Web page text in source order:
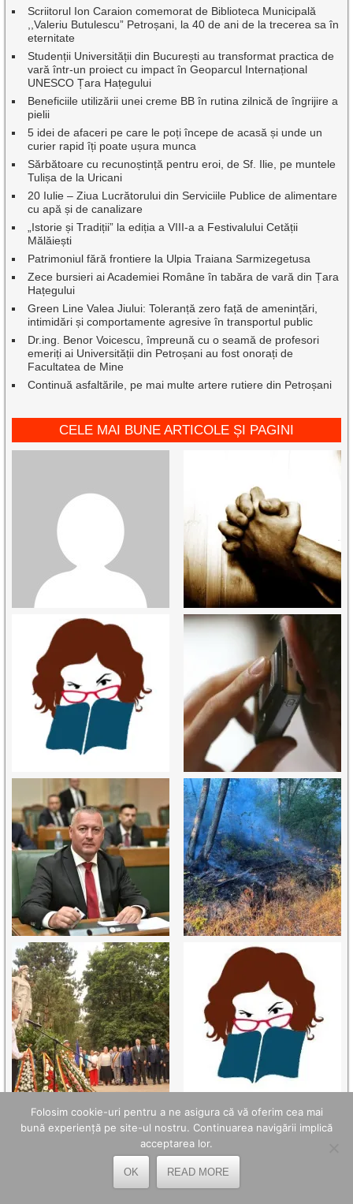
Scriitorul Ion Caraion comemorat de Biblioteca Municipală
,,Valeriu Butulescu” Petroșani, la 40 de ani de la trecerea sa în
eternitate
Studenții Universității din București au transformat practica de
vară într-un proiect cu impact în Geoparcul Internațional
UNESCO Țara Hațegului
Beneficiile utilizării unei creme BB în rutina zilnică de îngrijire a
pielii
5 idei de afaceri pe care le poți începe de acasă și unde un
curier rapid îți poate ușura munca
Sărbătoare cu recunoștință pentru eroi, de Sf. Ilie, pe muntele
Tulișa de la Uricani
20 Iulie – Ziua Lucrătorului din Serviciile Publice de alimentare
cu apă și de canalizare
„Istorie și Tradiții” la ediția a VIII-a a Festivalului Cetății
Mălăiești
Patrimoniul fără frontiere la Ulpia Traiana Sarmizegetusa
Zece bursieri ai Academiei Române în tabăra de vară din Țara
Hațegului
Green Line Valea Jiului: Toleranță zero față de amenințări,
intimidări și comportamente agresive în transportul public
Dr.ing. Benor Voicescu, împreună cu o seamă de profesori
emeriți ai Universității din Petroșani au fost onorați de
Facultatea de Mine
Continuă asfaltările, pe mai multe artere rutiere din Petroșani
CELE MAI BUNE ARTICOLE ȘI PAGINI
Folosim cookie-uri pentru a ne asigura că vă oferim cea mai
bună experiență pe site-ul nostru. Continuarea navigării implică
acceptarea lor.
OK READ MORE